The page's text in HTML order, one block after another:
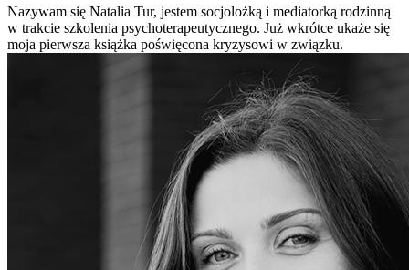
Nazywam się Natalia Tur, jestem socjolożką i mediatorką rodzinną
w trakcie szkolenia psychoterapeutycznego. Już wkrótce ukaże się
moja pierwsza książka poświęcona kryzysowi w związku.